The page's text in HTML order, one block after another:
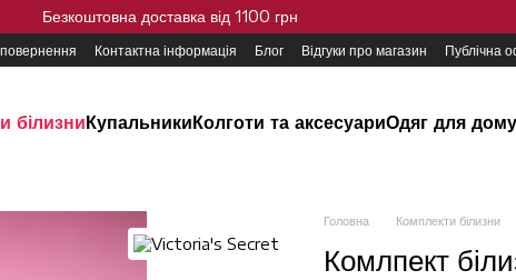
Безкоштовна доставка від 1100 грн
Контактна інформація Блог Відгуки про магазин Публічна
білизниКупальникиКолготи та аксесуариОдяг для дому
Головна Комплекти білизни
Комлпект